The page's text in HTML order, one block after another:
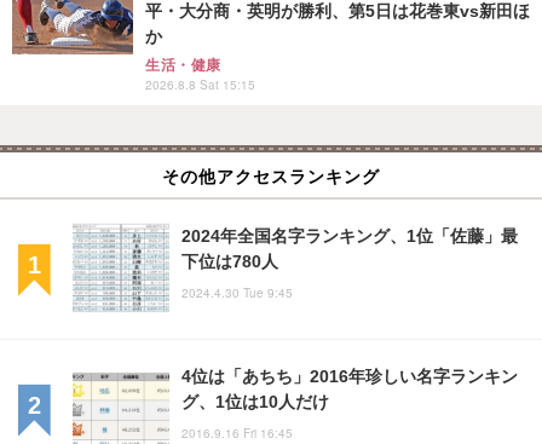
平・大分商・英明が勝利、第5日は花巻東vs新田ほ
か
生活・健康
2026.8.8 Sat 15:15
その他アクセスランキング
2024年全国名字ランキング、1位「佐藤」最
下位は780人
2024.4.30 Tue 9:45
4位は「あちち」2016年珍しい名字ランキン
グ、1位は10人だけ
2016.9.16 Fri 16:45